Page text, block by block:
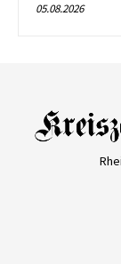
05.08.2026